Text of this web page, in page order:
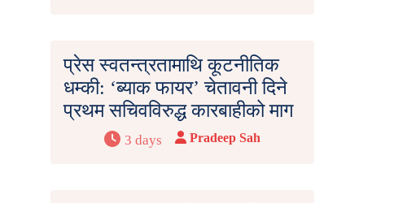
प्रेस स्वतन्त्रतामाथि कूटनीतिक
धम्की: ‘ब्याक फायर’ चेतावनी दिने
प्रथम सचिवविरुद्ध कारबाहीको माग
3 days Pradeep Sah